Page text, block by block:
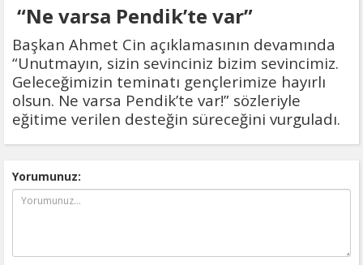
“Ne varsa Pendik’te var”
Başkan Ahmet Cin açıklamasının devamında
“Unutmayın, sizin sevinciniz bizim sevincimiz.
Geleceğimizin teminatı gençlerimize hayırlı
olsun. Ne varsa Pendik’te var!” sözleriyle
eğitime verilen desteğin süreceğini vurguladı.
Yorumunuz: